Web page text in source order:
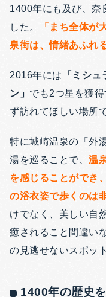
1400年にも及び、奈
した。
「まち全体が
泉街は、情緒あふれ
2016年には 「ミシ
ン」 でも2つ星を獲
ず訪れてほしい場所
特に城崎温泉の「外
湯を巡ることで、 温
を感じることができ
の浴衣姿で歩くのは
けでなく、美しい自
癒されること間違い
の見逃せないスポッ
1400年の歴史